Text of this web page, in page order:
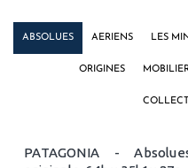
ABSOLUES AERIENS LES
ORIGINES
PATAGONIA -